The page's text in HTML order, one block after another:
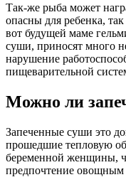
Так-же рыба может
опасны для ребенка,
вот будущей маме
суши, приносят много
нарушение
пищеварительной
Можно ли
Запеченные суши это
прошедшие тепловую
беременной женщины,
предпочтение овощным